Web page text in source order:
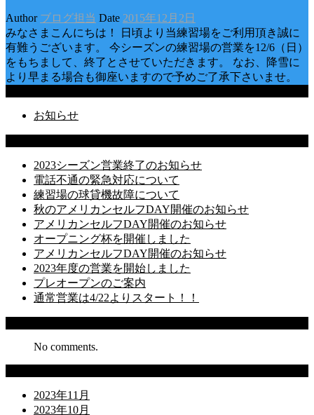
Author ブログ担当 Date 2015年12月2日
みなさまこんにちは！ 日頃より当練習場をご利用頂き誠に
有難うございます。 今シーズンの練習場の営業を12/6（日）
をもちまして、終了とさせていただきます。 なお、降雪に
より早まる場合も御座いますので予めご了承下さいませ。
お知らせ
2023シーズン営業終了のお知らせ
電話不通の緊急対応について
練習場の球貸機故障について
秋のアメリカンセルフDAY開催のお知らせ
アメリカンセルフDAY開催のお知らせ
オープニング杯を開催しました
アメリカンセルフDAY開催のお知らせ
2023年度の営業を開始しました
プレオープンのご案内
通常営業は4/22よりスタート！！
No comments.
2023年11月
2023年10月